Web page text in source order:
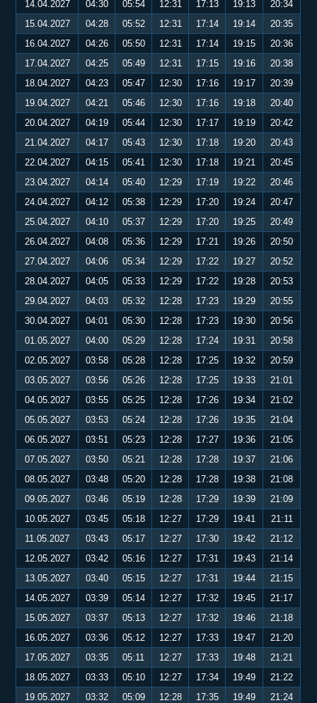
14.04.2027 04:30 05:54 12:31 17:13 19:13
20:34
15.04.2027
04:28 05:52 12:31 17:14 19:14
20:35
16.04.2027
04:26 05:50 12:31 17:14 19:15
20:36
17.04.2027
04:25 05:49 12:31 17:15 19:16
20:38
18.04.2027
04:23 05:47 12:30 17:16 19:17
20:39
19.04.2027
04:21 05:46 12:30 17:16 19:18
20:40
20.04.2027
04:19 05:44 12:30 17:17 19:19
20:42
21.04.2027
04:17 05:43 12:30 17:18 19:20
20:43
22.04.2027
04:15 05:41 12:30 17:18 19:21
20:45
23.04.2027
04:14 05:40 12:29 17:19 19:22
20:46
24.04.2027
04:12 05:38 12:29 17:20 19:24
20:47
25.04.2027
04:10 05:37 12:29 17:20 19:25
20:49
26.04.2027
04:08 05:36 12:29 17:21 19:26
20:50
27.04.2027
04:06 05:34 12:29 17:22 19:27
20:52
28.04.2027
04:05 05:33 12:29 17:22 19:28
20:53
29.04.2027
04:03 05:32 12:28 17:23 19:29
20:55
30.04.2027
04:01 05:30 12:28 17:23 19:30
20:56
01.05.2027
04:00 05:29 12:28 17:24 19:31
20:58
02.05.2027
03:58 05:28 12:28 17:25 19:32
20:59
03.05.2027
03:56 05:26 12:28 17:25 19:33
21:01
04.05.2027
03:55 05:25 12:28 17:26 19:34
21:02
05.05.2027
03:53 05:24 12:28 17:26 19:35
21:04
06.05.2027
03:51 05:23 12:28 17:27 19:36
21:05
07.05.2027
03:50 05:21 12:28 17:28 19:37
21:06
08.05.2027
03:48 05:20 12:28 17:28 19:38
21:08
09.05.2027
03:46 05:19 12:28 17:29 19:39
21:09
10.05.2027
03:45 05:18 12:27 17:29 19:41
21:11
11.05.2027
03:43 05:17 12:27 17:30 19:42
21:12
12.05.2027
03:42 05:16 12:27 17:31 19:43
21:14
13.05.2027
03:40 05:15 12:27 17:31 19:44
21:15
14.05.2027
03:39 05:14 12:27 17:32 19:45
21:17
15.05.2027
03:37 05:13 12:27 17:32 19:46
21:18
16.05.2027
03:36 05:12 12:27 17:33 19:47
21:20
17.05.2027
03:35 05:11 12:27 17:33 19:48
21:21
18.05.2027
03:33 05:10 12:27 17:34 19:49
21:22
19.05.2027
03:32 05:09 12:28 17:35 19:49
21:24